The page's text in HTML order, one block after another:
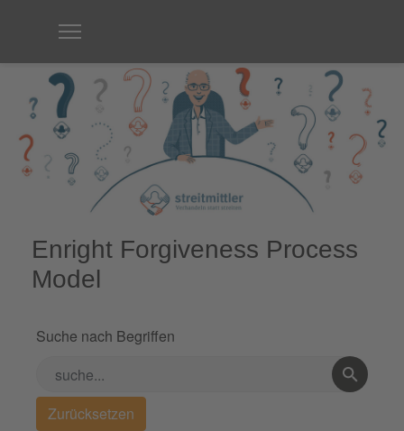
Enright Forgiveness Process
Model
Suche nach Begriffen